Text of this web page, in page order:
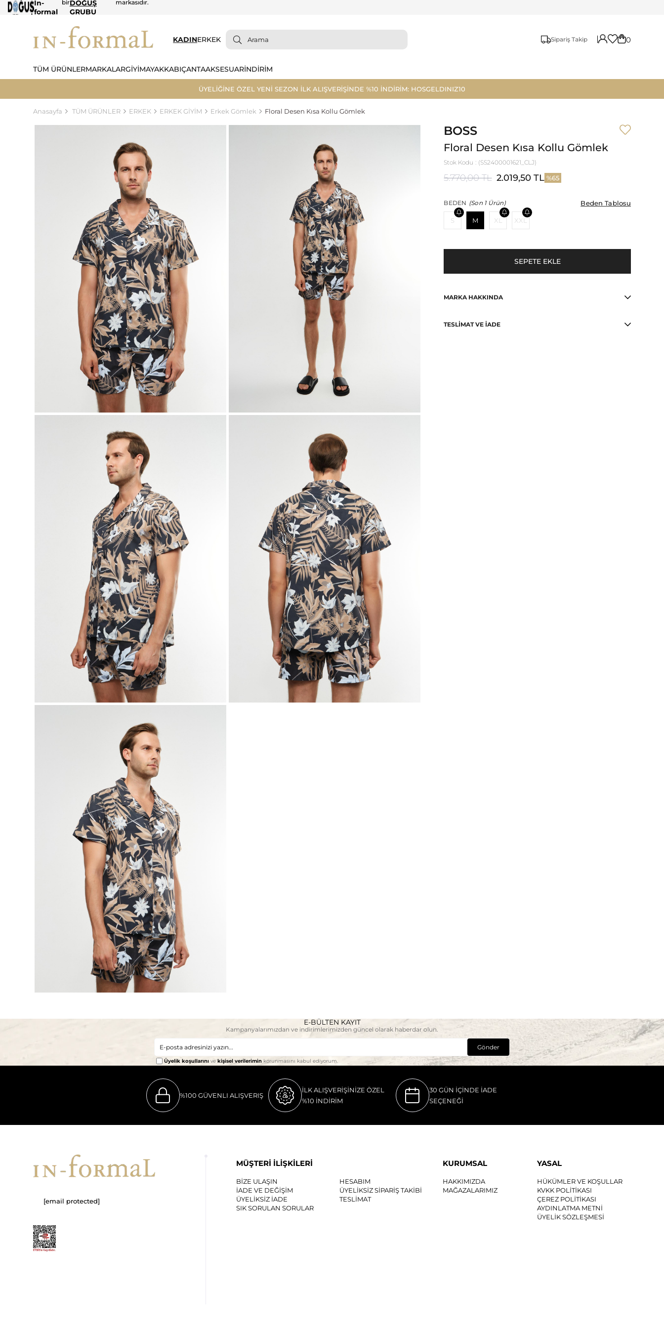
In-
formal
birDOĞUŞ
GRUBU
markasıdır.
KADINERKEK Sipariş Takip 0
TÜM ÜRÜNLERMARKALARGİYİMAYAKKABIÇANTAAKSESUARİNDİRİM
ÜYELİĞİNE ÖZEL YENİ SEZON İLK ALIŞVERİŞİNDE %10 İNDİRİM: HOSGELDINIZ10
Anasayfa TÜM ÜRÜNLER ERKEK ERKEK GİYİM Erkek Gömlek Floral Desen Kısa Kollu Gömlek
BOSS
Floral Desen Kısa Kollu Gömlek
Stok Kodu (SS2400001621_CLJ)
5.770,00 TL 2.019,50 TL 65
BEDEN (Son 1 Ürün) Beden Tablosu
Beden Tablosu
S M XL XXL
MARKA HAKKINDA
TESLIMAT VE İADE
E-BÜLTEN KAYIT
Kampanyalarımızdan ve indirimlerimizden güncel olarak haberdar olun.
Gönder
Üyelik koşullarını ve kişisel verilerimin korunmasını kabul ediyorum.
%100 GÜVENLI ALIŞVERIŞ
İLK ALIŞVERİŞİNİZE ÖZEL
%10 İNDİRİM
30 GÜN İÇİNDE İADE
SEÇENEĞİ
[email protected]
MÜŞTERİ İLİŞKİLERİ
BİZE ULAŞIN
HESABIM
İADE VE DEĞİŞİM
ÜYELİKSİZ SİPARİŞ TAKİBİ
ÜYELİKSİZ İADE
TESLİMAT
SIK SORULAN SORULAR
KURUMSAL
HAKKIMIZDA
MAĞAZALARIMIZ
YASAL
HÜKÜMLER VE KOŞULLAR
KVKK POLİTİKASI
ÇEREZ POLİTİKASI
AYDINLATMA METNİ
ÜYELİK SÖZLEŞMESİ